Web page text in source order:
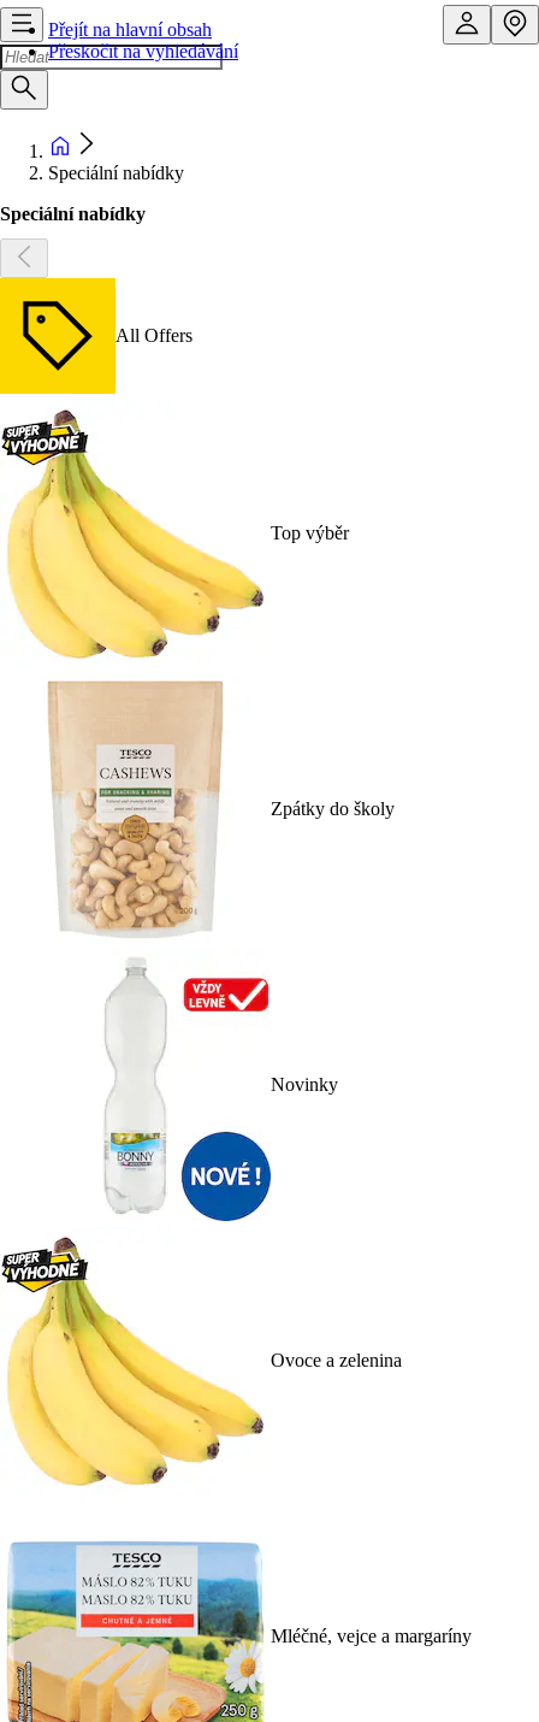
Přejít na hlavní obsah
Přeskočit na vyhledávání
Speciální nabídky
Speciální nabídky
All Offers
Top výběr
Zpátky do školy
Novinky
Ovoce a zelenina
Mléčné, vejce a margaríny